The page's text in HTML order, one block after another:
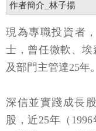
作者簡介_林子揚
現為專職投資者
士，曾任微軟、
及部門主管達25年。
深信並實踐成長
股，近25年（